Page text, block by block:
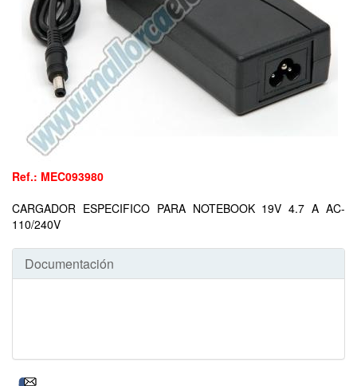
Ref.: MEC093980
CARGADOR ESPECIFICO PARA NOTEBOOK 19V 4.7 A AC-
110/240V
Documentación